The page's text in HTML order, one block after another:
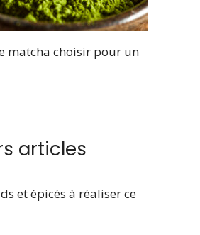
matcha choisir pour un
articles
et épicés à réaliser ce